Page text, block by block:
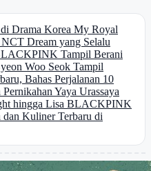
Drama Korea My Royal
Dream yang Selalu
Tampil Berani
Woo Seok Tampil
Bahas Perjalanan 10
Yaya Urassaya
hingga Lisa BLACKPINK
Kuliner Terbaru di